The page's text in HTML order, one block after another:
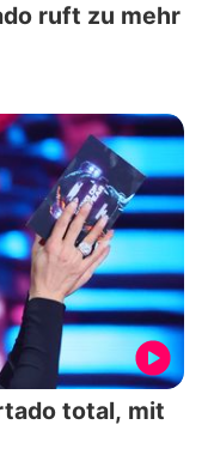
ruft zu mehr
total, mit